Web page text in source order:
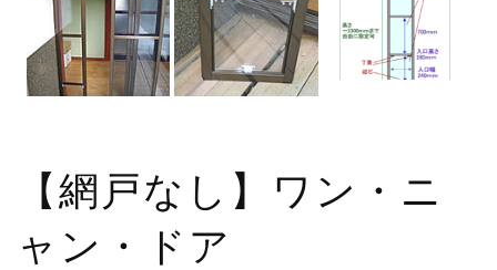
【網戸なし】ワン・ニ
ャン・ドア